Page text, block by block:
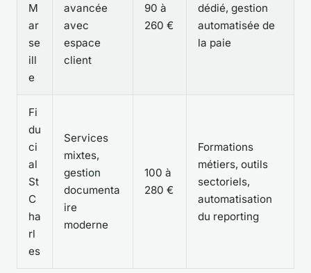
M
ar
se
ill
e
avancée
avec
espace
client
90 à
260 €
dédié, gestion
automatisée de
la paie
Fi
du
ci
al
St
C
ha
rl
es
Services
mixtes,
gestion
documenta
ire
moderne
100 à
280 €
Formations
métiers, outils
sectoriels,
automatisation
du reporting